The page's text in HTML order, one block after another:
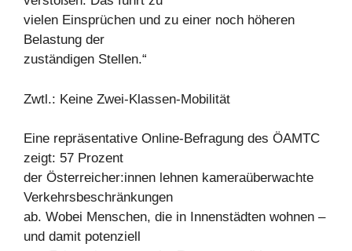
vielen Einsprüchen und zu einer noch höheren
Belastung der
zuständigen Stellen.“
Zwtl.: Keine Zwei-Klassen-Mobilität
Eine repräsentative Online-Befragung des ÖAMTC
zeigt: 57 Prozent
der Österreicher:innen lehnen kameraüberwachte
Verkehrsbeschränkungen
ab. Wobei Menschen, die in Innenstädten wohnen –
und damit potenziell